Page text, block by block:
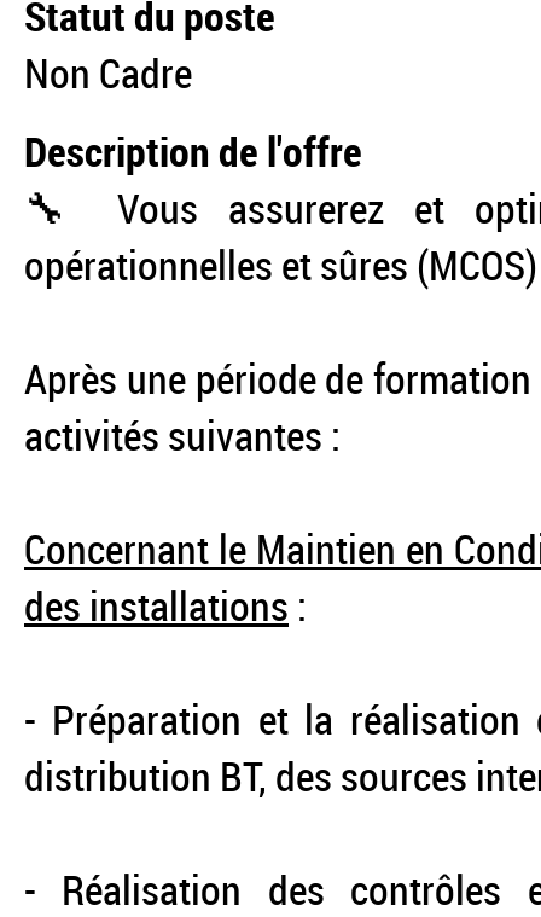
Statut du poste
Non Cadre
Description de l'offre
🔧 Vous assurerez et
opérationnelles et sûres
Après une période de
activités suivantes :
Concernant le Maintien en
des installations :
- Préparation et la réalisation
distribution BT, des sources
- Réalisation des contrôles